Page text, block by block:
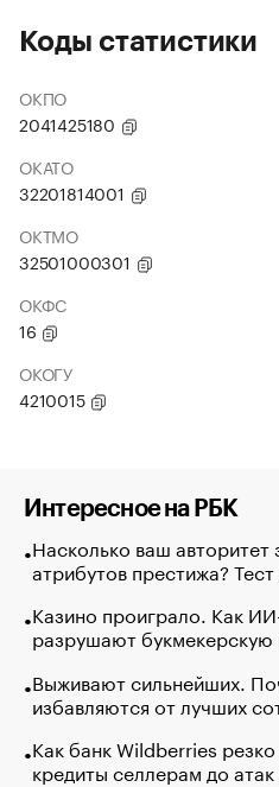
Коды статистики
ОКПО
2041425180
ОКАТО
32201814001
ОКТМО
32501000301
ОКФС
16
ОКОГУ
4210015
Интересное на РБК
Насколько ваш авторитет
атрибутов престижа?
Казино проиграло. Как
разрушают букмекерскую
Выживают сильнейших.
избавляются от лучших
Как банк Wildberries
кредиты селлерам до